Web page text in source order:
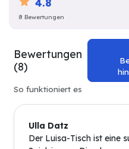
8 Bewertungen
Bewertungen
(8)
So funktioniert es
Ulla Datz
Der Luisa-Tisch ist eine